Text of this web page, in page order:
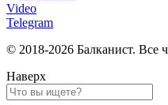
Video
Telegram
© 2018-2026 Балканист. Все
Наверх